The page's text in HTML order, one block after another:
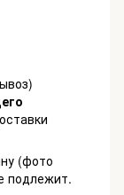
(фото
подлежит.